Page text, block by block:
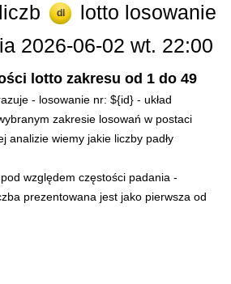
dl
lotto losowanie
2026-06-02 wt. 22:00
lotto zakresu od 1 do 49
- losowanie nr: ${id} - układ
zakresie losowań w postaci
analizie wiemy jakie liczby padły
względem częstości padania -
prezentowana jest jako pierwsza od